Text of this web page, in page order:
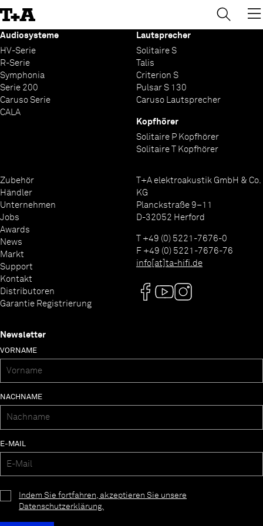
to
Content
Audiosysteme
HV-Serie
R-Serie
Symphonia
Serie 200
Caruso Serie
CALA
Lautsprecher
Solitaire S
Talis
Criterion S
Pulsar S 130
Caruso Lautsprecher
Kopfhörer
Solitaire P Kopfhörer
Solitaire T Kopfhörer
Zubehör
Händler
Unternehmen
Jobs
Awards
News
Markt
Support
Kontakt
Distributoren
Garantie Registrierung
T+A elektroakustik GmbH & Co.
KG
Planckstraße 9–11
D-32052 Herford
T +49 (0) 5221-7676-0
F +49 (0) 5221-7676-76
info[at]ta-hifi.de
Newsletter
VORNAME
NACHNAME
E-MAIL
Indem Sie fortfahren, akzeptieren Sie unsere
Datenschutzerklärung.
→ ×